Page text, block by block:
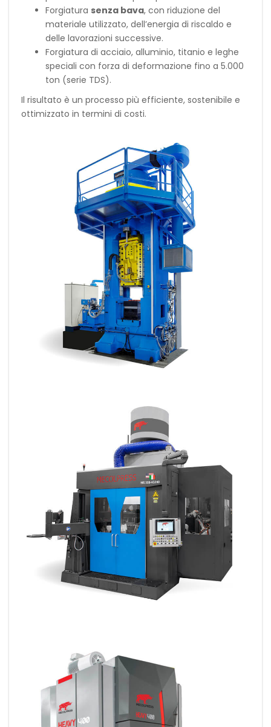
Forgiatura senza bava, con riduzione del
materiale utilizzato, dell’energia di riscaldo e
delle lavorazioni successive.
Forgiatura di acciaio, alluminio, titanio e leghe
speciali con forza di deformazione fino a 5.000
ton (serie TDS).
Il risultato è un processo più efficiente, sostenibile e
ottimizzato in termini di costi.